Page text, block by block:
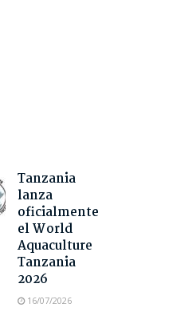
Tanzania
lanza
oficialmente
el World
Aquaculture
Tanzania
2026
16/07/2026